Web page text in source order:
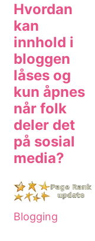
Hvordan
kan
innhold i
bloggen
låses og
kun åpnes
når folk
deler det
på sosial
media?
Blogging